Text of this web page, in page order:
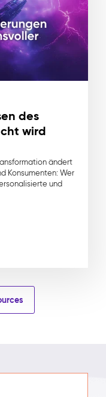
des
wird
ändert
Konsumenten: Wer
und